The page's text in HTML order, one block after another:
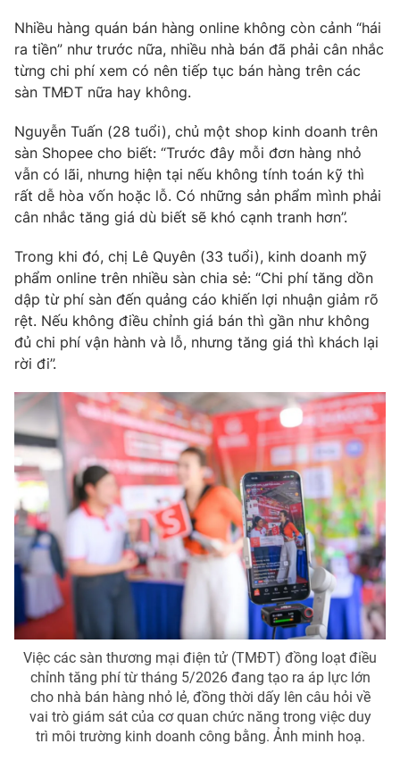
Thị trường
Tư vấn
Lịch phát sóng
Chuyên mục khác
Photo Infographic
Video Shorts video
VTV Money VTV Thể thao
VTV Sức khoẻ Bất động sản
Thị trường 24h
VTV4 Vươn mình bằng AI
VTV9 VTV8
Liên hệ tòa soạn English
THỜI BÁO VTV
Theo dõi báo trên
Cơ quan chủ quản:Đài Truyền hình Việt Nam
Nhiều hàng quán bán hàng online không còn cảnh “hái
ra tiền” như trước nữa, nhiều nhà bán đã phải cân nhắc
từng chi phí xem có nên tiếp tục bán hàng trên các
sàn TMĐT nữa hay không.
Nguyễn Tuấn (28 tuổi), chủ một shop kinh doanh trên
sàn Shopee cho biết: “Trước đây mỗi đơn hàng nhỏ
vẫn có lãi, nhưng hiện tại nếu không tính toán kỹ thì
rất dễ hòa vốn hoặc lỗ. Có những sản phẩm mình phải
cân nhắc tăng giá dù biết sẽ khó cạnh tranh hơn”.
Trong khi đó, chị Lê Quyên (33 tuổi), kinh doanh mỹ
phẩm online trên nhiều sàn chia sẻ: “Chi phí tăng dồn
dập từ phí sàn đến quảng cáo khiến lợi nhuận giảm rõ
rệt. Nếu không điều chỉnh giá bán thì gần như không
đủ chi phí vận hành và lỗ, nhưng tăng giá thì khách lại
rời đi”.
Việc các sàn thương mại điện tử (TMĐT) đồng loạt điều
chỉnh tăng phí từ tháng 5/2026 đang tạo ra áp lực lớn
cho nhà bán hàng nhỏ lẻ, đồng thời dấy lên câu hỏi về
vai trò giám sát của cơ quan chức năng trong việc duy
trì môi trường kinh doanh công bằng. Ảnh minh hoạ.